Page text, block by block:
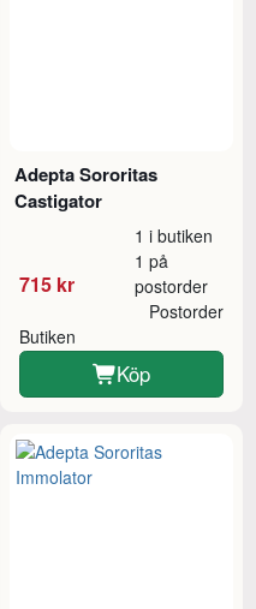
Adepta Sororitas
Castigator
715 kr
1 i butiken
1 på
postorder
Butiken
Postorder
Köp